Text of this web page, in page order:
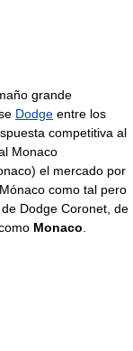
grande
Dodge entre los
competitiva al
Monaco
el mercado por
como tal pero
Dodge Coronet, de
Monaco